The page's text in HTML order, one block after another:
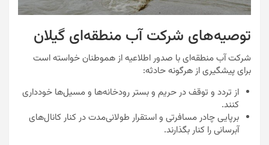
توصیه‌های شرکت آب منطقه‌ای گیلان
شرکت آب منطقه‌ای با صدور اطلاعیه‌ از هموطنان خواسته است
برای پیشگیری از هرگونه حادثه:
از تردد و توقف در حریم و بستر رودخانه‌ها و مسیل‌ها خودداری
کنند.
برپایی چادر مسافرتی و استقرار طولانی‌مدت در کنار کانال‌های
آبرسانی را کنار بگذارند.